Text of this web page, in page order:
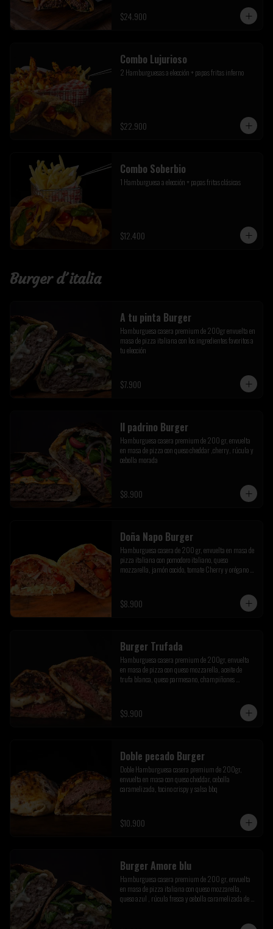
$24.900
Combo Lujurioso
2 Hamburguesas a elección + papas fritas inferno
$22.900
Combo Soberbio
1 Hamburguesa a elección + papas fritas clásicas
$12.400
Burger d´italia
A tu pinta Burger
Hamburguesa casera premium de 200gr envuelta en
masa de pizza italiana con los ingredientes favoritos a
tu elección
$7.900
Il padrino Burger
Hamburguesa casera premium de 200 gr, envuelta
en masa de pizza con queso cheddar ,cherry, rúcula y
cebolla morada
$8.900
Doña Napo Burger
Hamburguesa casera de 200 gr, envuelta en masa de
pizza italiana con pomodoro italiano, queso
mozzarella, jamón cocido, tomate Cherry y orégano de
$8.900
Burger Trufada
Hamburguesa casera premium de 200gr, envuelta
en masa de pizza con queso mozzarella, aceite de
trufa blanca, queso parmesano, champiñones
$9.900
Doble pecado Burger
Doble Hamburguesa casera premium de 200gr,
envuelta en masa con queso cheddar, cebolla
caramelizada, tocino crispy y salsa bbq
$10.900
Burger Amore blu
Hamburguesa casera premium de 200 gr, envuelta
en masa de pizza italiana con queso mozzarella,
queso azul , rúcula fresca y cebolla caramelizada de la